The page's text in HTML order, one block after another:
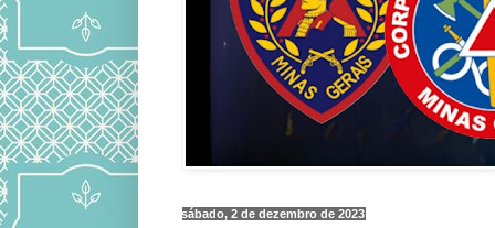
sábado, 2 de dezembro de 2023